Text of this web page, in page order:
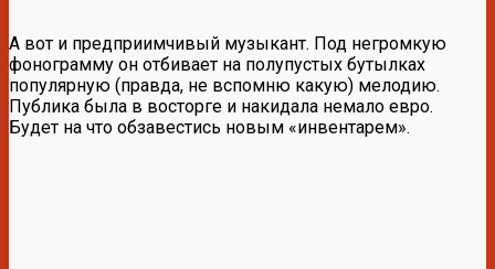
А вот и предприимчивый музыкант. Под негромкую
фонограмму он отбивает на полупустых бутылках
популярную (правда, не вспомню какую) мелодию.
Публика была в восторге и накидала немало евро.
Будет на что обзавестись новым «инвентарем».